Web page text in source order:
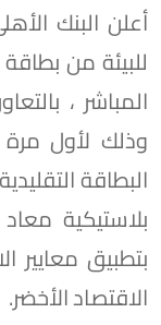
أعلن البنك
للبيئة من
المباشر ،
وذلك لأول
البطاقة
بلاستيكية
بتطبيق معايير
الاقتصاد الأخضر.